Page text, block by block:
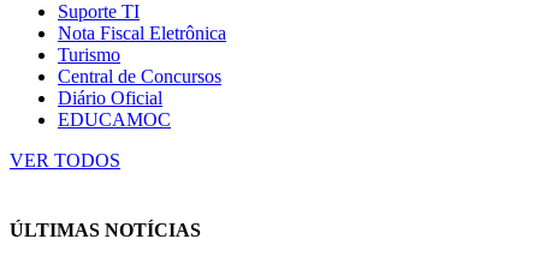
Suporte TI
Nota Fiscal Eletrônica
Turismo
Central de Concursos
Diário Oficial
EDUCAMOC
VER TODOS
ÚLTIMAS NOTÍCIAS